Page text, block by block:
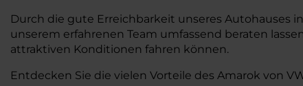
Durch die gute Erreichbarkeit unseres Autohauses
unserem erfahrenen Team umfassend beraten
attraktiven Konditionen fahren können.
Entdecken Sie die vielen Vorteile des Amarok von